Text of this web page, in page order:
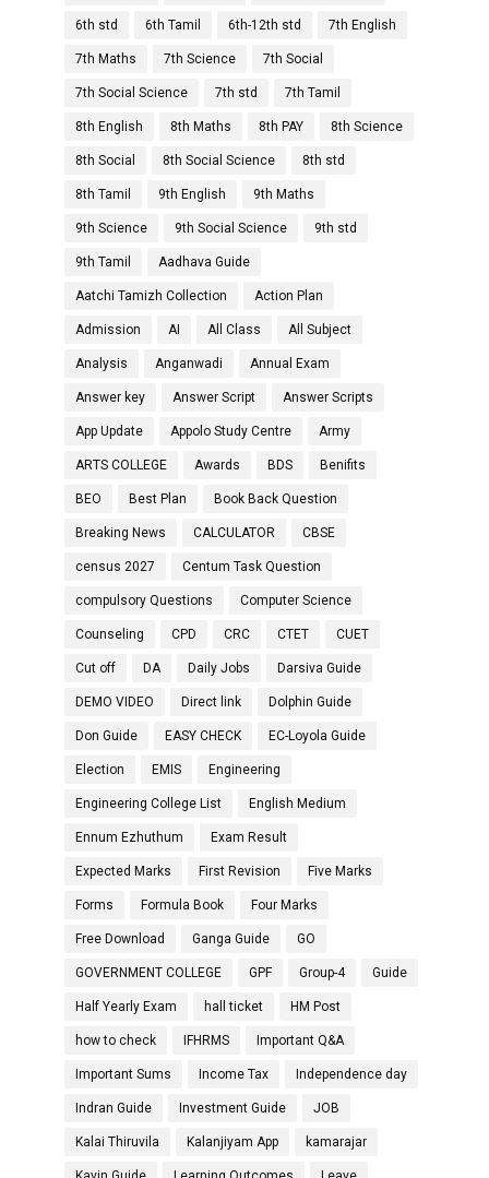
6th std 6th Tamil 6th-12th std 7th English
7th Maths 7th Science 7th Social
7th Social Science 7th std 7th Tamil
8th English 8th Maths 8th PAY 8th Science
8th Social 8th Social Science 8th std
8th Tamil 9th English 9th Maths
9th Science 9th Social Science 9th std
9th Tamil Aadhava Guide
Aatchi Tamizh Collection Action Plan
Admission AI All Class All Subject
Analysis Anganwadi Annual Exam
Answer key Answer Script Answer Scripts
App Update Appolo Study Centre Army
ARTS COLLEGE Awards BDS Benifits
BEO Best Plan Book Back Question
Breaking News CALCULATOR CBSE
census 2027 Centum Task Question
compulsory Questions Computer Science
Counseling CPD CRC CTET CUET
Cut off DA Daily Jobs Darsiva Guide
DEMO VIDEO Direct link Dolphin Guide
Don Guide EASY CHECK EC-Loyola Guide
Election EMIS Engineering
Engineering College List English Medium
Ennum Ezhuthum Exam Result
Expected Marks First Revision Five Marks
Forms Formula Book Four Marks
Free Download Ganga Guide GO
GOVERNMENT COLLEGE GPF Group-4 Guide
Half Yearly Exam hall ticket HM Post
how to check IFHRMS Important Q&A
Important Sums Income Tax Independence day
Indran Guide Investment Guide JOB
Kalai Thiruvila Kalanjiyam App kamarajar